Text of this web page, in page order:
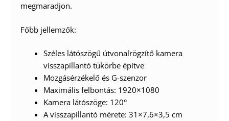
megmaradjon.
Főbb jellemzők:
Széles látószögű útvonalrögzítő kamera
visszapillantó tükörbe építve
Mozgásérzékelő és G-szenzor
Maximális felbontás: 1920×1080
Kamera látószöge: 120°
A visszapillantó mérete: 31×7,6×3,5 cm